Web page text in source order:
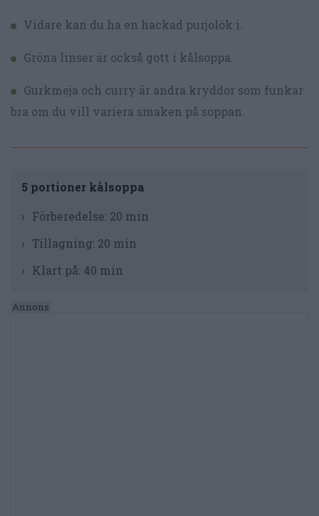
Vidare kan du ha en hackad purjolök i.
Gröna linser är också gott i kålsoppa.
Gurkmeja och curry är andra kryddor som funkar
bra om du vill variera smaken på soppan.
5 portioner kålsoppa
Förberedelse: 20 min
Tillagning: 20 min
Klart på: 40 min